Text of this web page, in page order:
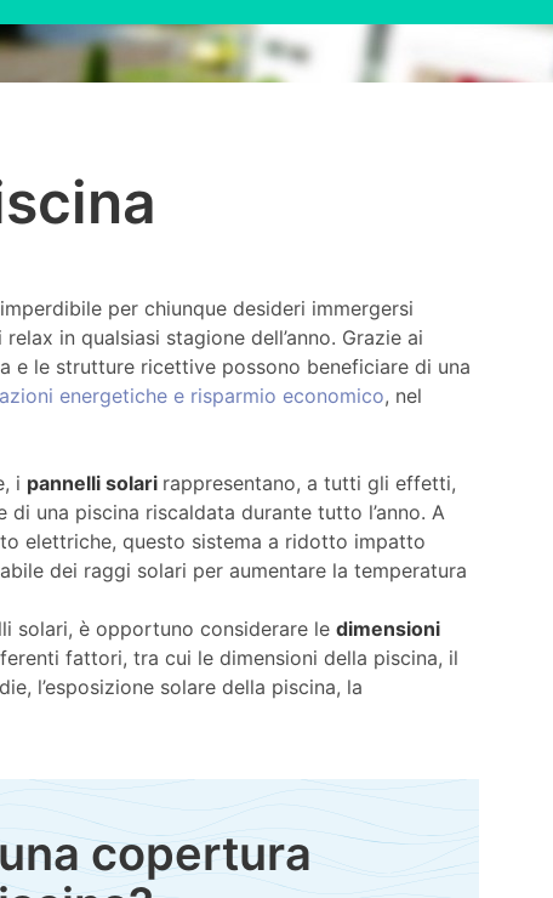
per chiunque desideri immergersi
in qualsiasi stagione dell’anno. Grazie ai
e le strutture ricettive possono beneficiare di una
energetiche e risparmio economico, nel
i pannelli solari rappresentano, a tutti gli effetti,
una piscina riscaldata durante tutto l’anno. A
elettriche, questo sistema a ridotto impatto
dei raggi solari per aumentare la temperatura
solari, è opportuno considerare le dimensioni
fattori, tra cui le dimensioni della piscina, il
l’esposizione solare della piscina, la
copertura